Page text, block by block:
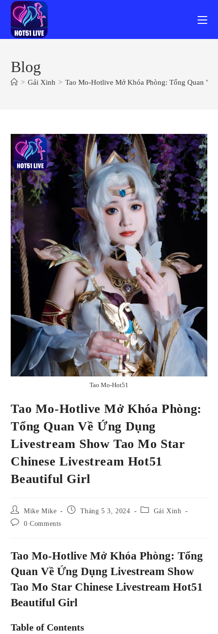
Skip
content
Blog
> Gái Xinh > Tao Mo-Hotlive Mở Khóa Phòng: Tổng Quan
Tao Mo-Hot51
Tao Mo-Hotlive Mở Khóa Phòng:
Tổng Quan Về Ứng Dụng
Livestream Show Tao Mo Star
Chinese Livestream Hot51
Beautiful Girl
Post
author:
Mike Mike
Post
Tháng 5 3, 2024
Post Gái Xinh
Post 0 Comments
Tao Mo-Hotlive Mở Khóa Phòng: Tổng
Quan Về Ứng Dụng Livestream Show
Tao Mo Star Chinese Livestream Hot51
Beautiful Girl
Table of Contents